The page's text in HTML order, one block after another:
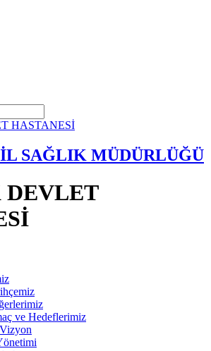
SAĞLIK MÜDÜRLÜĞÜ
DEVLET
ve Hedeflerimiz